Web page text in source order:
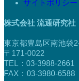
サイトポリシー
株式会社 流通研究社
東京都豊島区南池袋
〒171-0022
TEL：03-3988-2661
FAX：03-3980-6588